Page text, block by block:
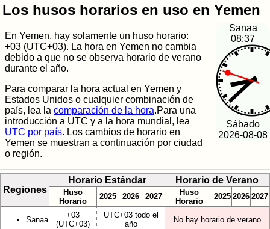
Los husos horarios en uso en Yemen
Sanaa
08:37
Sábado
2026-08-08
En Yemen, hay solamente un huso horario:
+03 (UTC+03). La hora en Yemen no cambia
debido a que no se observa horario de verano
durante el año.
Para comparar la hora actual en Yemen y
Estados Unidos o cualquier combinación de
país, lea la comparación de la hora.Para una
introducción a UTC y a la hora mundial, lea
UTC por país. Los cambios de horario en
Yemen se muestran a continuación por ciudad
o región.
Regiones
Horario Estándar Horario de Verano
Huso
Horario
2025 2026 2027
Huso
Horario
2025 2026 2027
Sanaa
+03
(UTC+03)
UTC+03 todo el
año
No hay horario de verano